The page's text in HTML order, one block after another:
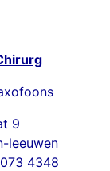
9
leeuwen
4348